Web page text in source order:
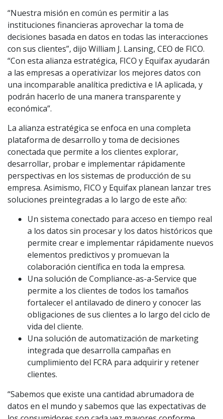
“Nuestra misión en común es permitir a las
instituciones financieras aprovechar la toma de
decisiones basada en datos en todas las interacciones
con sus clientes”, dijo William J. Lansing, CEO de FICO.
“Con esta alianza estratégica, FICO y Equifax ayudarán
a las empresas a operativizar los mejores datos con
una incomparable analítica predictiva e IA aplicada, y
podrán hacerlo de una manera transparente y
económica”.
La alianza estratégica se enfoca en una completa
plataforma de desarrollo y toma de decisiones
conectada que permite a los clientes explorar,
desarrollar, probar e implementar rápidamente
perspectivas en los sistemas de producción de su
empresa. Asimismo, FICO y Equifax planean lanzar tres
soluciones preintegradas a lo largo de este año:
Un sistema conectado para acceso en tiempo real
a los datos sin procesar y los datos históricos que
permite crear e implementar rápidamente nuevos
elementos predictivos y promuevan la
colaboración científica en toda la empresa.
Una solución de Compliance-as-a-Service que
permite a los clientes de todos los tamaños
fortalecer el antilavado de dinero y conocer las
obligaciones de sus clientes a lo largo del ciclo de
vida del cliente.
Una solución de automatización de marketing
integrada que desarrolla campañas en
cumplimiento del FCRA para adquirir y retener
clientes.
“Sabemos que existe una cantidad abrumadora de
datos en el mundo y sabemos que las expectativas de